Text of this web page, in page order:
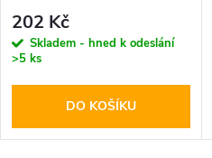
202 Kč
Skladem - hned k odeslání
>5 ks
DO KOŠÍKU